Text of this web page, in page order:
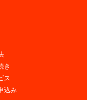
き
ス
込み